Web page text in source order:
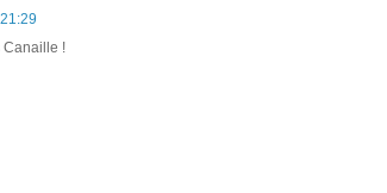
Canaille !